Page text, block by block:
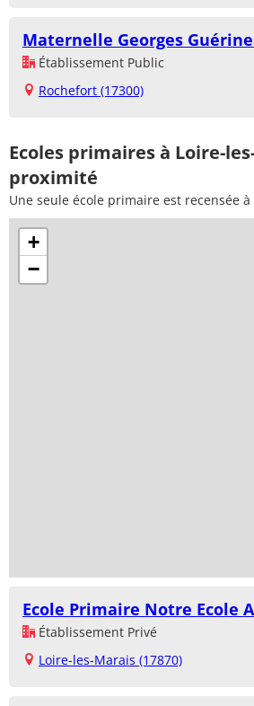
Maternelle Georges
Établissement Public
Rochefort (17300)
Ecoles primaires à Loire-
proximité
Une seule école primaire est recensée
+
−
Ecole Primaire Notre Ecole
Établissement Privé
Loire-les-Marais (17870)